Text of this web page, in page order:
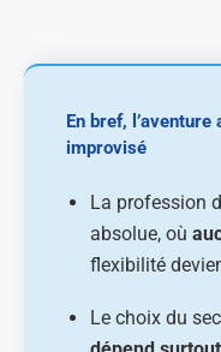
En bref, l’aventure
improvisé
La profession
absolue, où
flexibilité
Le choix du